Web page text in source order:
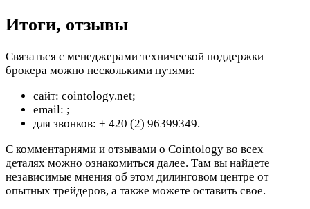
Итоги, отзывы
Связаться с менеджерами технической поддержки
брокера можно несколькими путями:
сайт: cointology.net;
email: ;
для звонков: + 420 (2) 96399349.
С комментариями и отзывами о Cointology во всех
деталях можно ознакомиться далее. Там вы найдете
независимые мнения об этом дилинговом центре от
опытных трейдеров, а также можете оставить свое.